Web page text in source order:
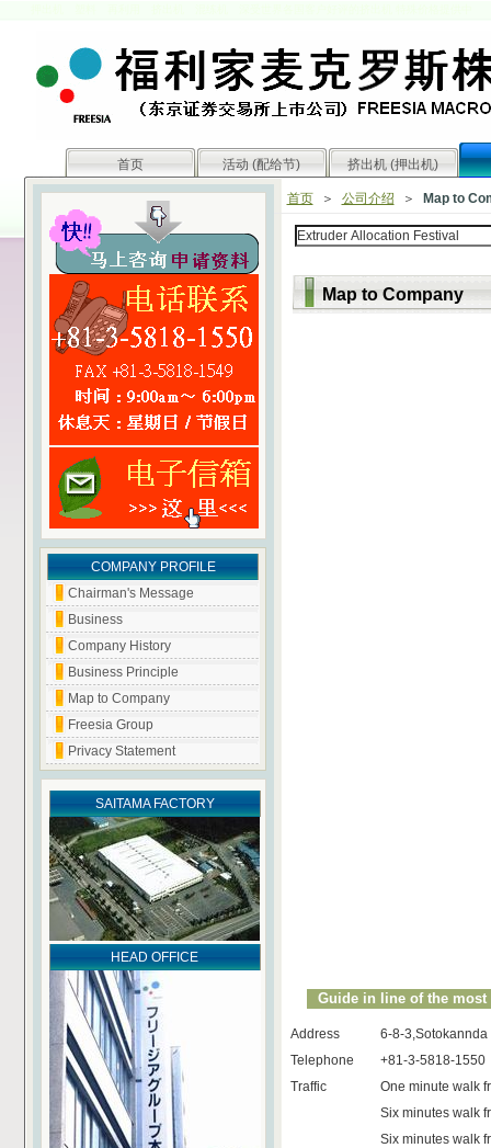
首页 活动 (配给节) 挤出机 (押出机)
首页 ＞ 公司介绍 ＞ Map to
Map to Company
Guide in line of the
Address
6-8-
Telephone
+81-3-5818-1550
Traffic
One minute walk
Six minutes walk
Six minutes walk
COMPANY PROFILE
Chairman's Message
Business
Company History
Business Principle
Map to Company
Freesia Group
Privacy Statement
SAITAMA FACTORY
HEAD OFFICE